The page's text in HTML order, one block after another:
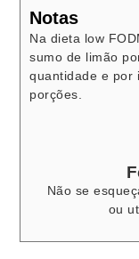
Notas
Na dieta low
sumo de limão
quantidade e por
porções.
Não se
ou